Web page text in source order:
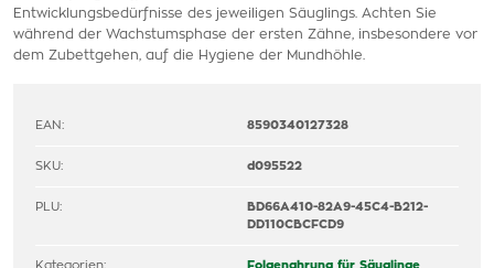
Entwicklungsbedürfnisse des jeweiligen Säuglings. Achten Sie
während der Wachstumsphase der ersten Zähne, insbesondere vor
dem Zubettgehen, auf die Hygiene der Mundhöhle.
EAN: 8590340127328
SKU: d095522
PLU:
BD66A410-82A9-45C4-B212-
DD110CBCFCD9
Kategorien: Folgenahrung für Säuglinge